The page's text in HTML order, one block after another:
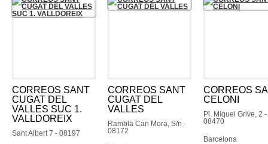
CORREOS SANT
CUGAT DEL
VALLES SUC 1.
VALLDOREIX
Sant Albert 7 - 08197
CORREOS SANT
CUGAT DEL
VALLES
Rambla Can Mora, S/n -
08172
CORREOS
CELONI
Pl. Miquel Grive, 2 -
08470
Barcelona